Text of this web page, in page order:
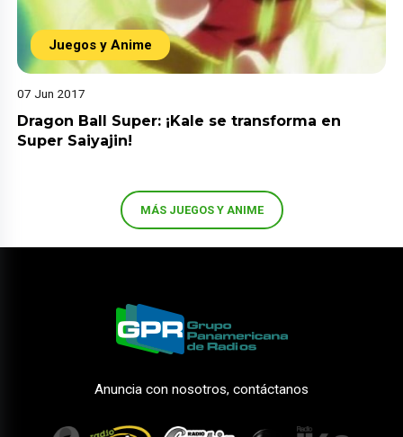
Juegos y Anime
07 Jun 2017
Dragon Ball Super: ¡Kale se transforma en
Super Saiyajin!
MÁS JUEGOS Y ANIME
Anuncia con nosotros, contáctanos